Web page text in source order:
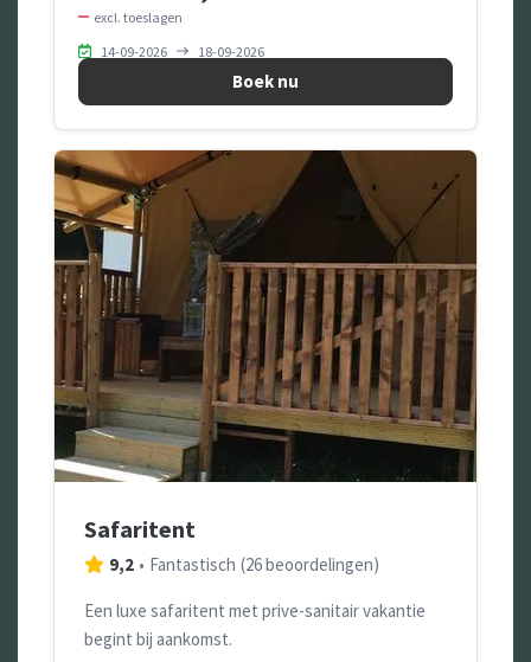
excl. toeslagen
14-09-2026
18-09-2026
Boek nu
Safaritent
9,2 • Fantastisch (26 beoordelingen)
Een luxe safaritent met prive-sanitair vakantie
begint bij aankomst.